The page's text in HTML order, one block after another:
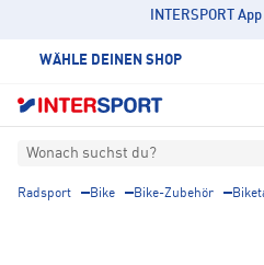
INTERSPORT
WÄHLE DEINEN SHOP
Wonach suchst du?
Radsport Bike Bike-Zubehör